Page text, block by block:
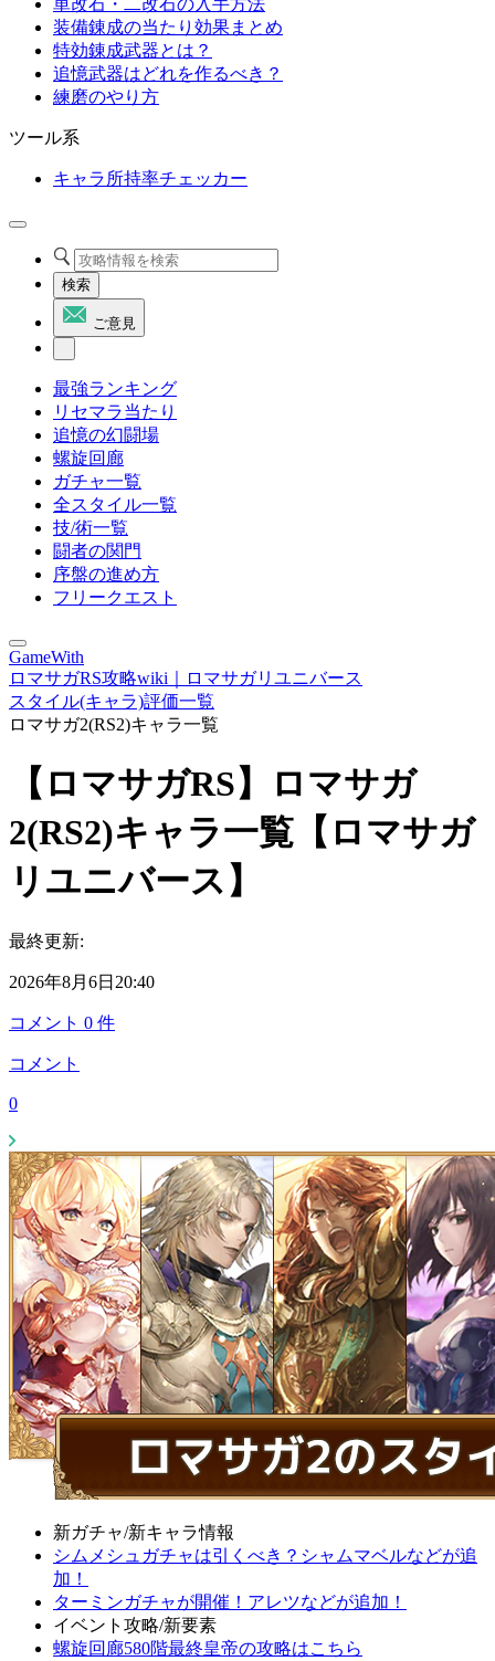
単改石・二改石の入手方法
装備錬成の当たり効果まとめ
特効錬成武器とは？
追憶武器はどれを作るべき？
練磨のやり方
ツール系
キャラ所持率チェッカー
検索
ご意見
最強ランキング
リセマラ当たり
追憶の幻闘場
螺旋回廊
ガチャ一覧
全スタイル一覧
技/術一覧
闘者の関門
序盤の進め方
フリークエスト
GameWith
ロマサガRS攻略wiki｜ロマサガリユニバース
スタイル(キャラ)評価一覧
ロマサガ2(RS2)キャラ一覧
【ロマサガRS】ロマサガ
2(RS2)キャラ一覧【ロマサガ
リユニバース】
最終更新:
2026年8月6日20:40
コメント 0 件
コメント
0
新ガチャ/新キャラ情報
シムメシュガチャは引くべき？シャムマベルなどが追
加！
ターミンガチャが開催！アレツなどが追加！
イベント攻略/新要素
螺旋回廊580階最終皇帝の攻略はこちら